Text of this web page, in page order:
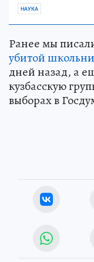
НАУКА
Ранее мы
убитой
дней назад, а
кузбасскую
выборах в